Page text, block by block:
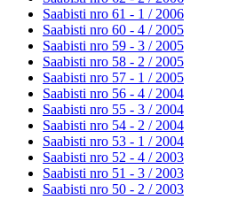
Saabisti nro 61 - 1 / 2006
Saabisti nro 60 - 4 / 2005
Saabisti nro 59 - 3 / 2005
Saabisti nro 58 - 2 / 2005
Saabisti nro 57 - 1 / 2005
Saabisti nro 56 - 4 / 2004
Saabisti nro 55 - 3 / 2004
Saabisti nro 54 - 2 / 2004
Saabisti nro 53 - 1 / 2004
Saabisti nro 52 - 4 / 2003
Saabisti nro 51 - 3 / 2003
Saabisti nro 50 - 2 / 2003